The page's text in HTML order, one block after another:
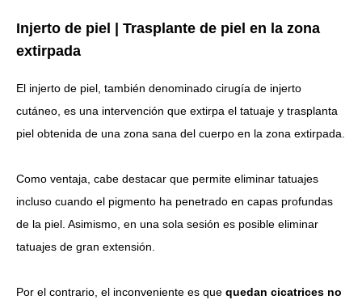
Injerto de piel | Trasplante de piel en la zona
extirpada
El injerto de piel, también denominado cirugía de injerto
cutáneo, es una intervención que extirpa el tatuaje y trasplanta
piel obtenida de una zona sana del cuerpo en la zona extirpada.
Como ventaja, cabe destacar que permite eliminar tatuajes
incluso cuando el pigmento ha penetrado en capas profundas
de la piel. Asimismo, en una sola sesión es posible eliminar
tatuajes de gran extensión.
Por el contrario, el inconveniente es que quedan cicatrices no